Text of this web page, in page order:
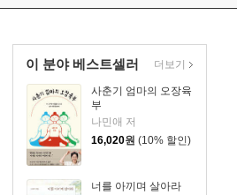
이 분야 베스트셀러
사춘기 엄마의 오장육
부
나민애 저
16,020원 (10% 할인)
너를 아끼며 살아라
더보기